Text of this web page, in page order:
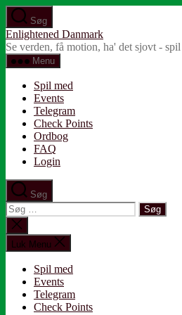
Spring
til
indholdet
Søg
Enlightened Danmark
Se verden, få motion, ha' det sjovt -
Menu
Spil med
Events
Telegram
Check Points
Ordbog
FAQ
Login
Søg
Søg
efter:
Luk
søgning
Luk Menu
Spil med
Events
Telegram
Check Points